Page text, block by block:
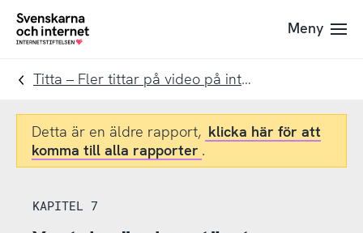
Till
navigation
Till
innehåll
To
Meny
Titta – Fler tittar på video på internet
Detta är en äldre rapport, klicka här för att
komma till alla rapporter .
KAPITEL 7